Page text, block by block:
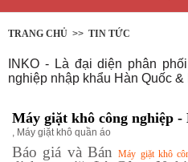
KHÁCH HÀNG
TRANG CHỦ >> TIN TỨC
INKO - Là đại diện phân
nghiệp nhập khẩu Hàn Quốc
Máy giặt khô công nghiệp
Máy giặt khô quần áo
Báo giá và BánMáy giặt khô